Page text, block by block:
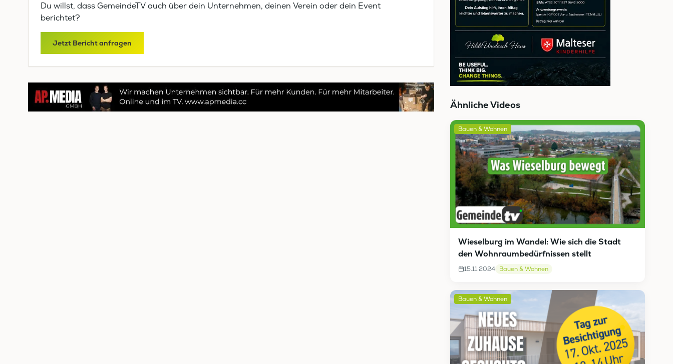
Du willst, dass GemeindeTV auch über dein Unternehmen, deinen Verein oder dein Event
berichtet?
Jetzt Bericht anfragen
Ähnliche Videos
Bauen & Wohnen
Wieselburg im Wandel: Wie sich die Stadt
den Wohnraumbedürfnissen stellt
15.11.2024 Bauen & Wohnen
Bauen & Wohnen